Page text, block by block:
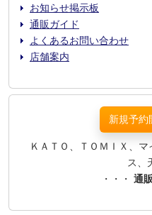
お知らせ掲示板
通販ガイド
よくあるお問い合わせ
店舗案内
新規予約
ＫＡＴＯ、ＴＯＭＩＸ、
ス、
・・・ 通